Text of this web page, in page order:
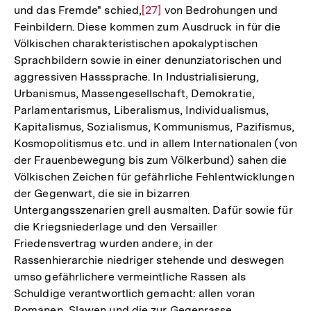
und das Fremde" schied,Zur
Auflösung
der
Fußnote
[27] von Bedrohungen und
Feinbildern. Diese kommen zum Ausdruck in für die
Völkischen charakteristischen apokalyptischen
Sprachbildern sowie in einer denunziatorischen und
aggressiven Hasssprache. In Industrialisierung,
Urbanismus, Massengesellschaft, Demokratie,
Parlamentarismus, Liberalismus, Individualismus,
Kapitalismus, Sozialismus, Kommunismus, Pazifismus,
Kosmopolitismus etc. und in allem Internationalen (von
der Frauenbewegung bis zum Völkerbund) sahen die
Völkischen Zeichen für gefährliche Fehlentwicklungen
der Gegenwart, die sie in bizarren
Untergangsszenarien grell ausmalten. Dafür sowie für
die Kriegsniederlage und den Versailler
Friedensvertrag wurden andere, in der
Rassenhierarchie niedriger stehende und deswegen
umso gefährlichere vermeintliche Rassen als
Schuldige verantwortlich gemacht: allen voran